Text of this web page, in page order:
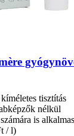
tisztítás
nélkül
is alkalmas
/ l)